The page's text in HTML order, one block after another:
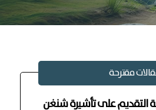
مقترحة
التقديم على تأشيرة شنغن